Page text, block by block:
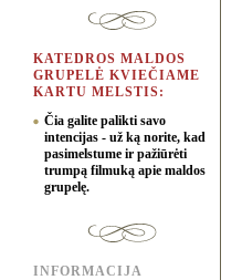
KATEDROS MALDOS
GRUPELĖ KVIEČIAME
KARTU MELSTIS:
Čia galite palikti savo
intencijas - už ką norite, kad
pasimelstume ir pažiūrėti
trumpą filmuką apie maldos
grupelę.
INFORMACIJA